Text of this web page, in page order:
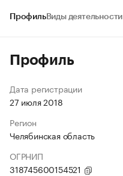
ПрофильВиды деятельности
Профиль
Дата регистрации
27 июля 2018
Регион
Челябинская область
ОГРНИП
318745600154521